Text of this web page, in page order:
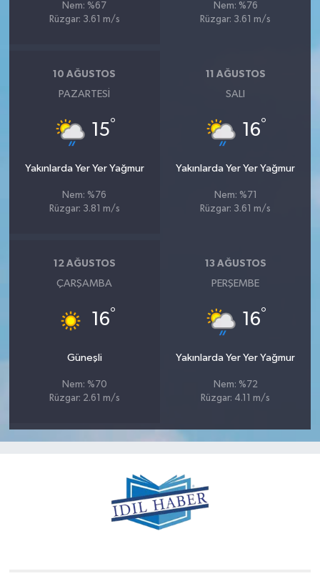
Nem: %67
Rüzgar: 3.61 m/s
Nem: %76
Rüzgar: 3.61 m/s
10 AĞUSTOS
PAZARTESI
15°
Yakınlarda Yer Yer Yağmur
Nem: %76
Rüzgar: 3.81 m/s
11 AĞUSTOS
SALI
16°
Yakınlarda Yer Yer Yağmur
Nem: %71
Rüzgar: 3.61 m/s
12 AĞUSTOS
ÇARŞAMBA
16°
Güneşli
Nem: %70
Rüzgar: 2.61 m/s
13 AĞUSTOS
PERŞEMBE
16°
Yakınlarda Yer Yer Yağmur
Nem: %72
Rüzgar: 4.11 m/s